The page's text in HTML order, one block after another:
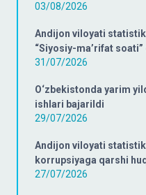
03/08/2026
Andijon viloyati
“Siyosiy-ma’rifat soati”
31/07/2026
O‘zbekistonda yarim
ishlari bajarildi
29/07/2026
Andijon viloyati
korrupsiyaga qarshi
27/07/2026